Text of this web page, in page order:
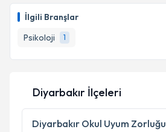
İlgili Branşlar
Psikoloji
1
Diyarbakır İlçeleri
Diyarbakır Okul Uyum Zorluğu